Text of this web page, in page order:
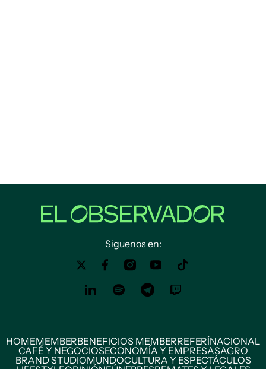
Siguenos en:
HOMEMEMBERBENEFICIOS MEMBERREFERÍNACIONAL
CAFÉ Y NEGOCIOSECONOMÍA Y EMPRESASAGRO
BRAND STUDIOMUNDOCULTURA Y ESPECTÁCULOS